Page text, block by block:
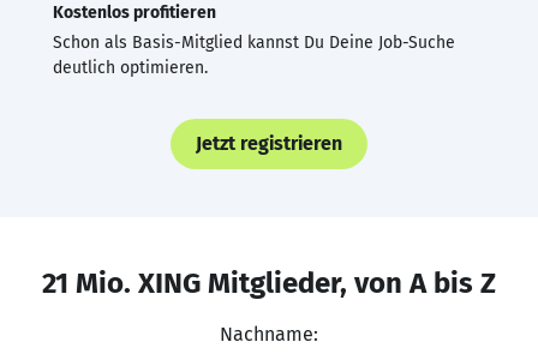
Kostenlos profitieren
Schon als Basis-Mitglied kannst Du Deine Job-Suche
deutlich optimieren.
Jetzt registrieren
21 Mio. XING Mitglieder, von A bis Z
Nachname: